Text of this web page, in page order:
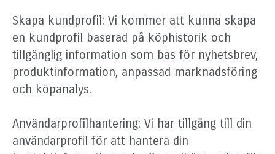
Skapa kundprofil: Vi kommer att kunna skapa
en kundprofil baserad på köphistorik och
tillgänglig information som bas för nyhetsbrev,
produktinformation, anpassad marknadsföring
och köpanalys.
Användarprofilhantering: Vi har tillgång till din
användarprofil för att hantera din